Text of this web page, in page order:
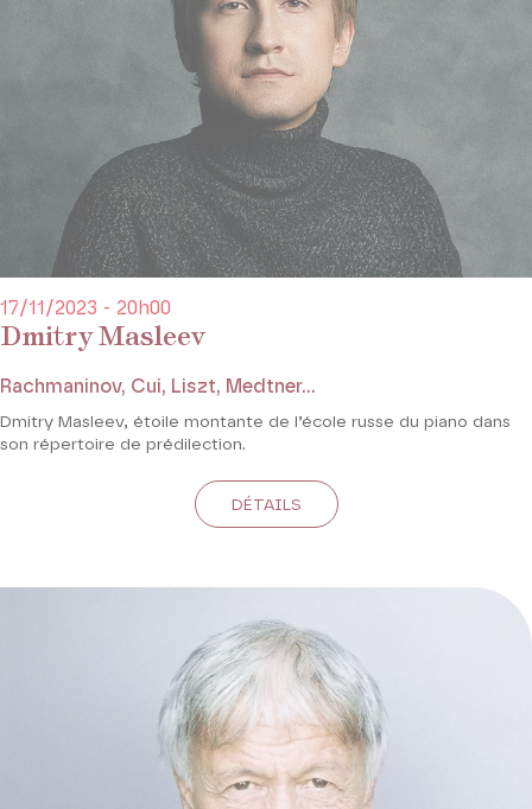
Dmitry Masleev
17/11/2023 - 20h00
Rachmaninov, Cui, Liszt, Medtner...
Dmitry Masleev, étoile montante de l’école russe du piano dans
son répertoire de prédilection.
DÉTAILS